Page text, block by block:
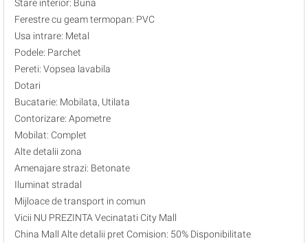
Stare interior: Buna
Ferestre cu geam termopan: PVC
Usa intrare: Metal
Podele: Parchet
Pereti: Vopsea lavabila
Dotari
Bucatarie: Mobilata, Utilata
Contorizare: Apometre
Mobilat: Complet
Alte detalii zona
Amenajare strazi: Betonate
Iluminat stradal
Mijloace de transport in comun
Vicii NU PREZINTA Vecinatati City Mall
China Mall Alte detalii pret Comision: 50% Disponibilitate